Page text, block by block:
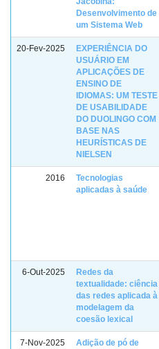
Desenvolvimento de
um Sistema Web
20-Fev-2025
EXPERIÊNCIA DO
USUÁRIO EM
APLICAÇÕES DE
ENSINO DE
IDIOMAS: UM TESTE
DE USABILIDADE
DO DUOLINGO COM
BASE NAS
HEURÍSTICAS DE
NIELSEN
2016
Tecnologias
aplicadas à saúde
6-Out-2025
Redes da
textualidade: ciência
das redes aplicada à
modelagem da
coesão lexical
7-Nov-2025
Adição de pó de